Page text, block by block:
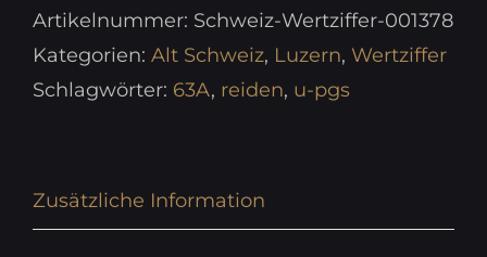
Artikelnummer: Schweiz-Wertziffer-001378
Kategorien: Alt Schweiz, Luzern, Wertziffer
Schlagwörter: 63A, reiden, u-pgs
Zusätzliche Information